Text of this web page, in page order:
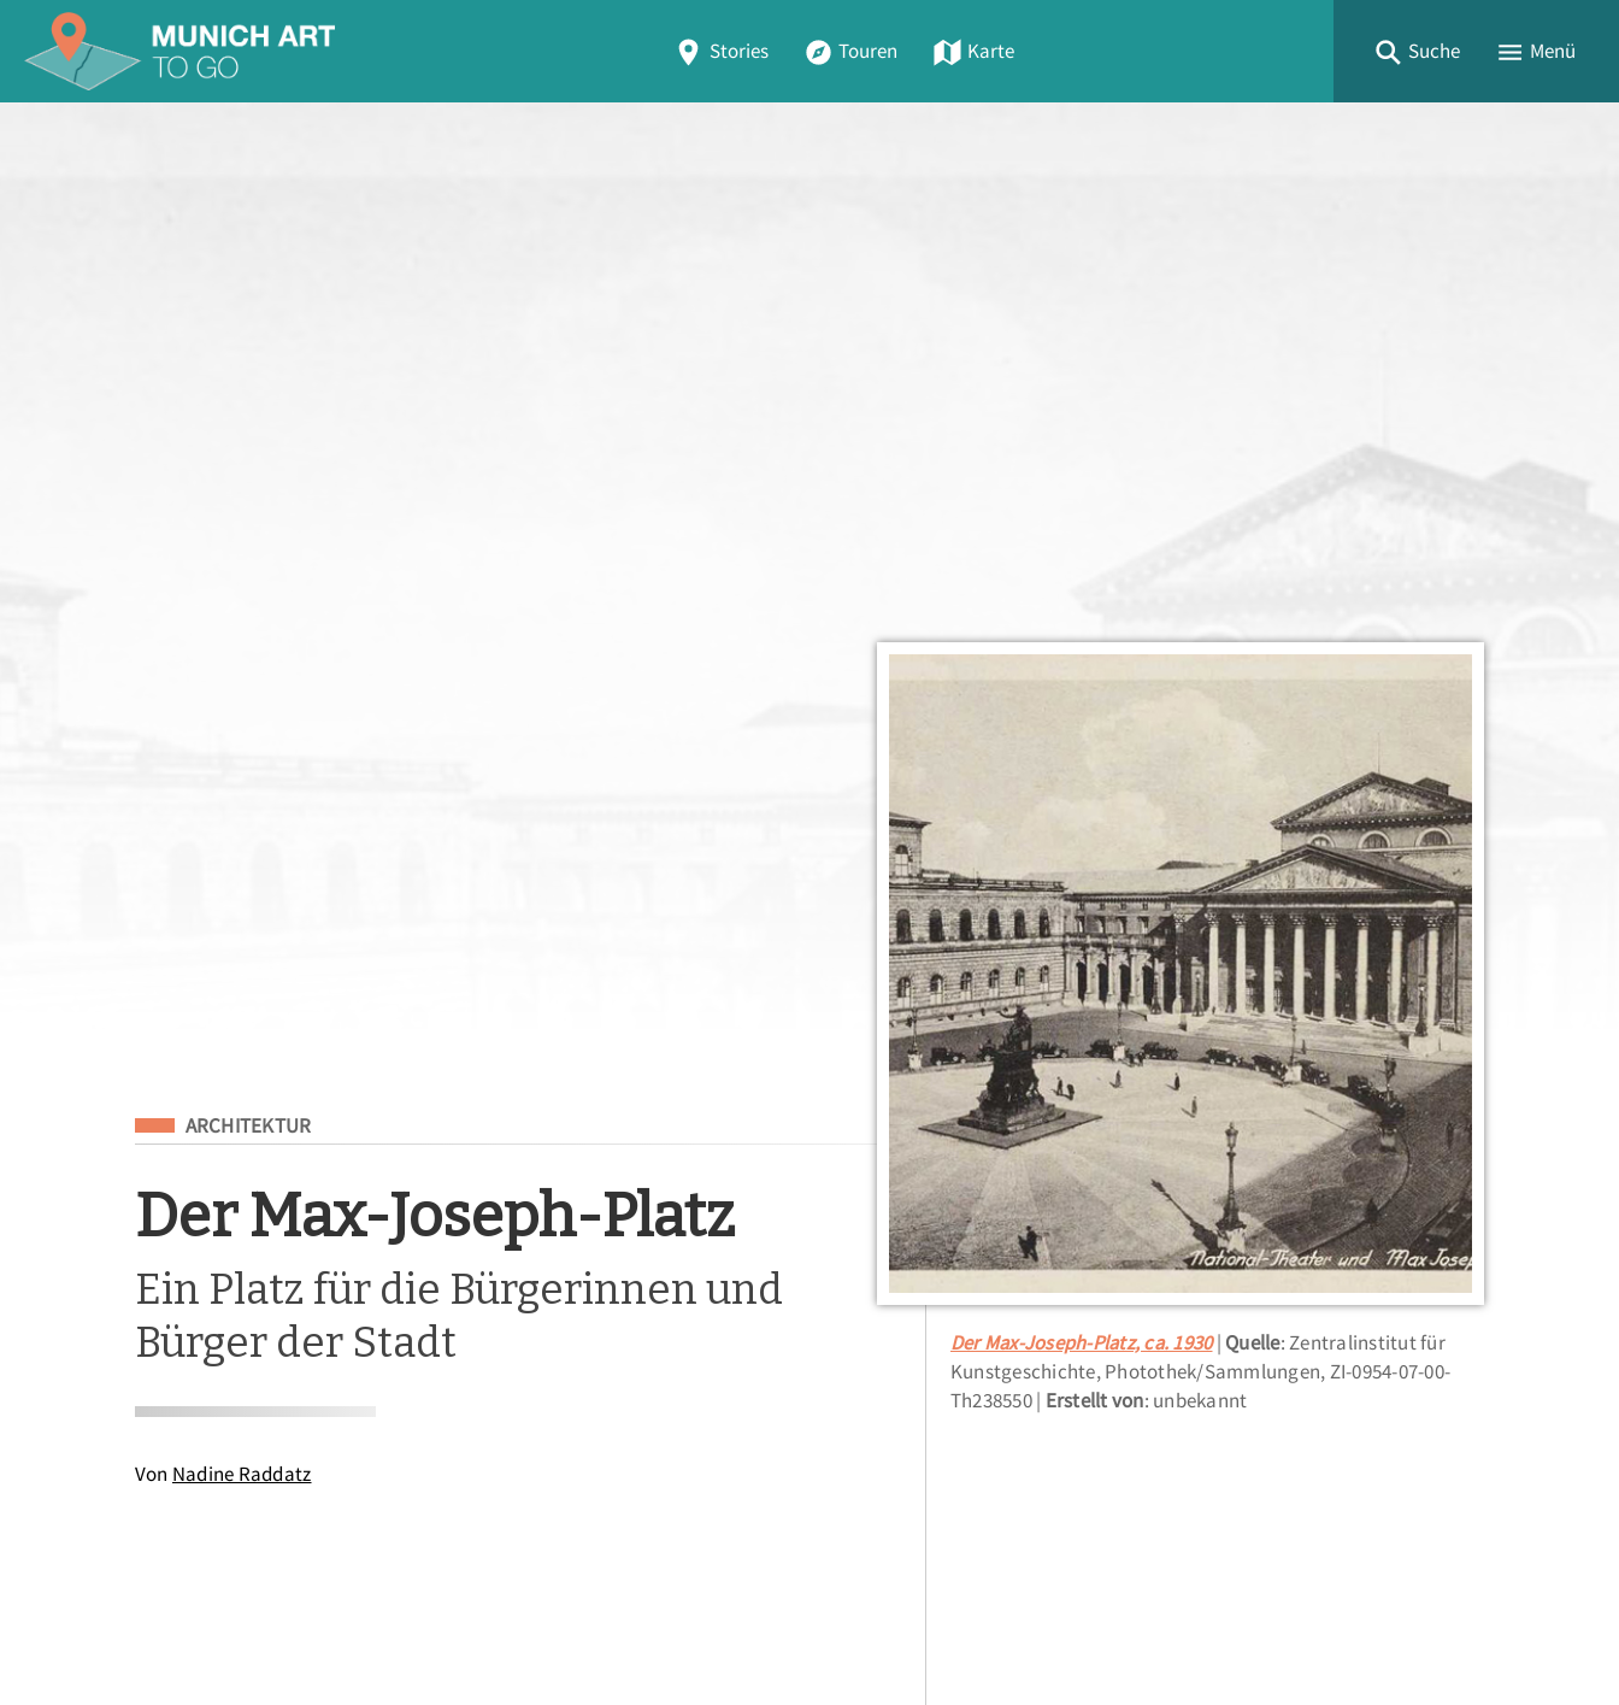
Stories Touren Karte Suche Menü
Eingeordnet unter
ARCHITEKTUR
Der Max-Joseph-Platz
Ein Platz für die Bürgerinnen und
Bürger der Stadt
Von Nadine Raddatz
Der Max-Joseph-Platz, ca. 1930 Quelle: Zentralinstitut für
Kunstgeschichte, Photothek/Sammlungen, ZI-0954-07-00-
Th238550 Erstellt von: unbekannt